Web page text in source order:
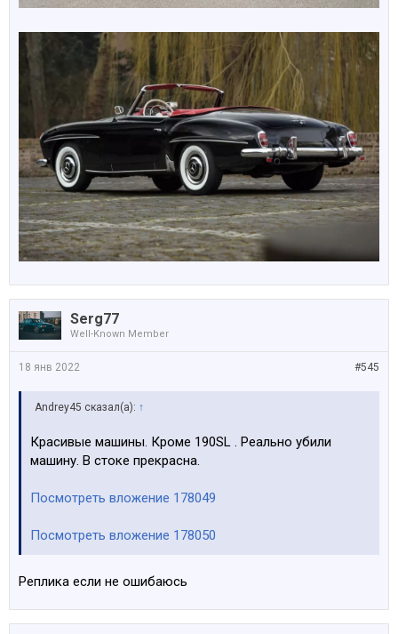
Serg77
Well-Known Member
#545
18 янв 2022
Andrey45 сказал(а): ↑
Красивые машины. Кроме 190SL . Реально убили
машину. В стоке прекрасна.
Посмотреть вложение 178049
Посмотреть вложение 178050
Реплика если не ошибаюсь